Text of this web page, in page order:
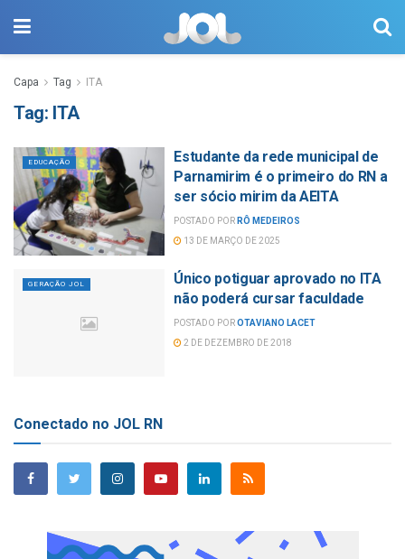
Capa Tag ITA
Tag: ITA
EDUCAÇÃO
Estudante da rede municipal de
Parnamirim é o primeiro do RN a
ser sócio mirim da AEITA
POSTADO POR RÔ MEDEIROS
13 DE MARÇO DE 2025
GERAÇÃO JOL
Único potiguar aprovado no ITA
não poderá cursar faculdade
POSTADO POROTAVIANO LACET
2 DE DEZEMBRO DE 2018
Conectado no JOL RN